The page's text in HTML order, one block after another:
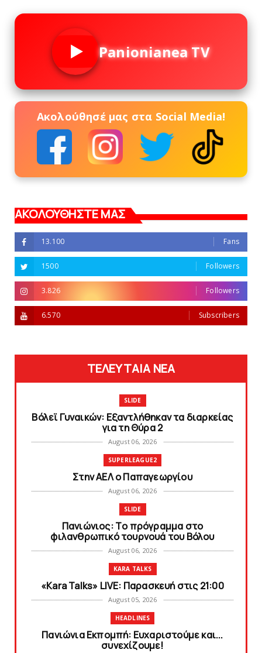
Panionianea TV
Ακολούθησέ μας στα Social Media!
ΑΚΟΛΟΥΘΗΣΤΕ ΜΑΣ
13.100 Fans
1500 Followers
3.826 Followers
6.570 Subscribers
ΤΕΛΕΥΤΑΙΑ ΝΕΑ
SLIDE
Bόλεϊ Γυναικών: Εξαντλήθηκαν τα διαρκείας
για τη Θύρα 2
August 06, 2026
SUPERLEAGUE2
Στην AEΛ ο Παπαγεωργίου
August 06, 2026
SLIDE
Πανιώνιoς: Tο πρόγραμμα στο
φιλανθρωπικό τουρνουά του Bόλου
August 06, 2026
KARA TALKS
«Kara Talks» LIVE: Παρασκευή στις 21:00
August 05, 2026
HEADLINES
Πανιώνια Εκπομπή: Eυχαριστούμε και...
συνεχίζουμε!